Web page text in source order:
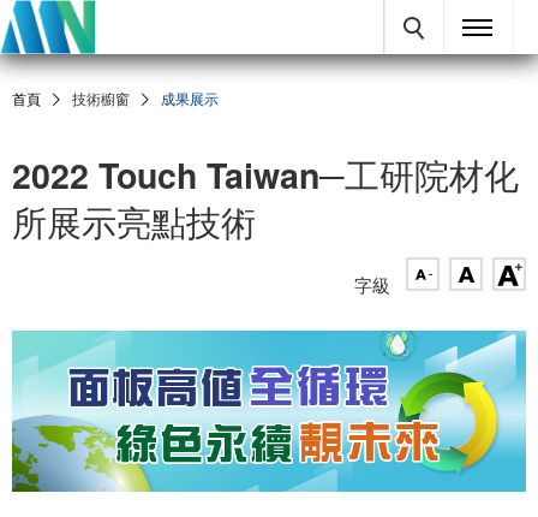
首頁 技術櫥窗 成果展示
2022 Touch Taiwan─工研院材化
所展示亮點技術
字級